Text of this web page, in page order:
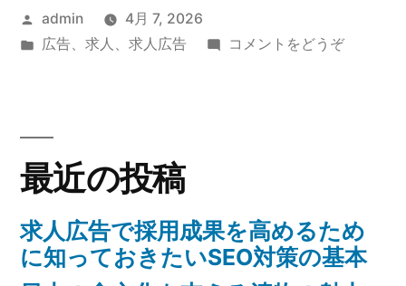
告
成
果
を
高
投
稿
admin
4月 7, 2026
カ
ー:
広告、 求人 、 求人広告 コメントをどうぞ(求
成
果
を
最近の投稿
求人広告で採用成果を高めるため
に知っておきたいSEO対策の基本